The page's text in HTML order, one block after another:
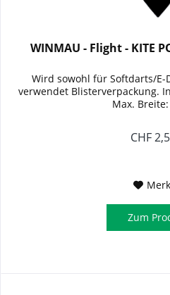
WINMAU - Flight - KITE
Wird sowohl für Softdarts/E-
verwendet Blisterverpackung.
Max.
CHF
Zum